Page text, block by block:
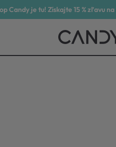
Candy je tu! Získajte 15 % zľavu